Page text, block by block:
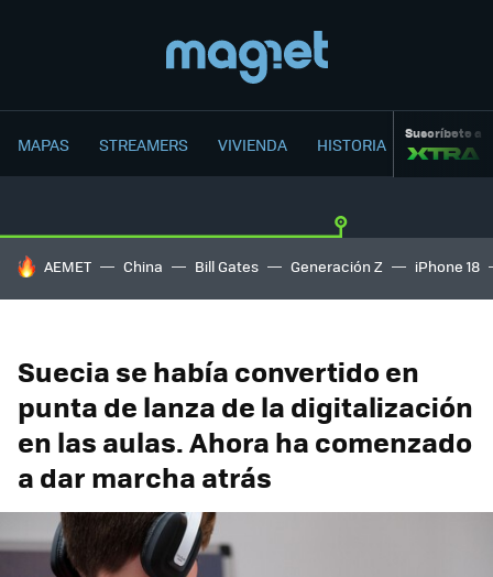
MAPAS STREAMERS VIVIENDA HISTORIA Suscríbete a
HOY SE HABLA DE
AEMET China Bill Gates Generación Z iPhone 18
Suecia se había convertido en
punta de lanza de la digitalización
en las aulas. Ahora ha comenzado
a dar marcha atrás